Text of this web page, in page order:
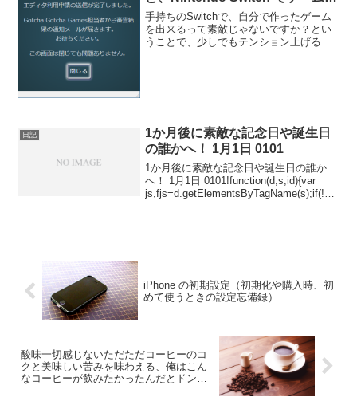
出来るようにするために、Switch
でゲームをリリース出来る権利を
得るための開発者登録申請をして
手持ちのSwitchで、自分で作ったゲーム
を出来るって素敵じゃないですか？とい
うことで、少しでもテンション上げるた
日記
1か月後に素敵な記念日や誕生日
の誰かへ！ 1月1日 0101
1か月後に素敵な記念日や誕生日の誰か
へ！ 1月1日 0101!function(d,s,id){var
js,fjs=d.getElementsByTagName(s);if(!d.g
iPhone の初期設定（初期化や購入時、初
めて使うときの設定忘備録）
酸味一切感じないただただコーヒーのコ
クと美味しい苦みを味わえる、俺はこん
なコーヒーが飲みたかったんだとドンピ